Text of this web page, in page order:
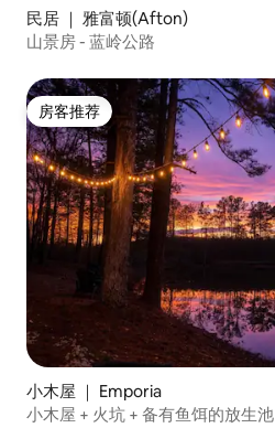
民居 ｜ 雅富顿(Afton)
山景房 - 蓝岭公路
房客推荐
房客推荐
小木屋 ｜ Emporia
小木屋 + 火坑 + 备有鱼饵的放生池